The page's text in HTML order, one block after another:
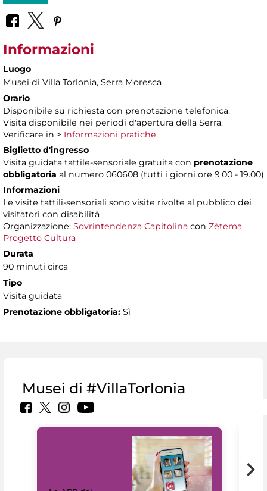
Informazioni
Luogo
Musei di Villa Torlonia, Serra Moresca
Orario
Disponibile su richiesta con prenotazione telefonica.
Visita disponibile nei periodi d'apertura della Serra.
Verificare in > Informazioni pratiche.
Biglietto d'ingresso
Visita guidata tattile-sensoriale gratuita con prenotazione
obbligatoria al numero 060608 (tutti i giorni ore 9.00 - 19.00)
Informazioni
Le visite tattili-sensoriali sono visite rivolte al pubblico dei
visitatori con disabilità
Organizzazione: Sovrintendenza Capitolina con Zètema
Progetto Cultura
Durata
90 minuti circa
Tipo
Visita guidata
Prenotazione obbligatoria: Sì
Musei di #VillaTorlonia